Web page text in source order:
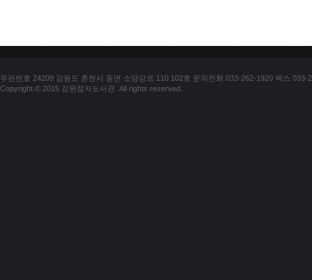
우편번호 24209 강원도 춘천시 동면 소양강로 110 102호 문의전화 033-262-1920 팩스 033-
Copyright © 2015 강원점자도서관. All rights reserved.